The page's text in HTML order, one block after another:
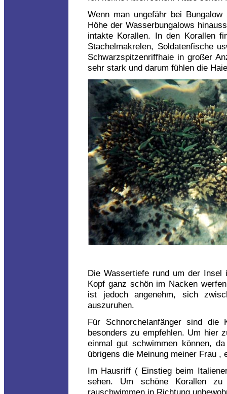
Wenn man ungefähr bei
Höhe der Wasserbungalows
intakte Korallen. In den Korallen
Stachelmakrelen, Soldatenfische
Schwarzspitzenriffhaie in großer
sehr stark und darum fühlen die
Die Wassertiefe rund um der
Kopf ganz schön im Nacken
ist jedoch angenehm, sich
auszuruhen.
Für Schnorchelanfänger sind die
besonders zu empfehlen. Um hier
einmal gut schwimmen können,
übrigens die Meinung meiner Frau ,
Im Hausriff ( Einstieg beim
sehen. Um schöne Korallen